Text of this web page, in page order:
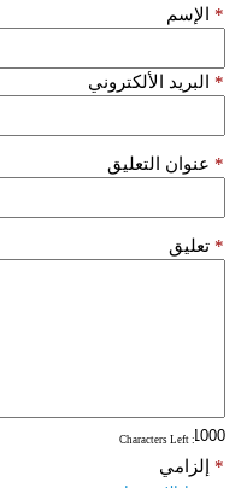
الإسم *
البريد الألكتروني *
عنوان التعليق *
تعليق *
: Characters Left
إلزامي *